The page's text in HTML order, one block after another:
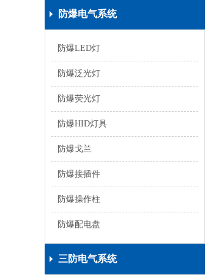
防爆电气系统
防爆LED灯
防爆泛光灯
防爆荧光灯
防爆HID灯具
防爆戈兰
防爆接插件
防爆操作柱
防爆配电盘
三防电气系统